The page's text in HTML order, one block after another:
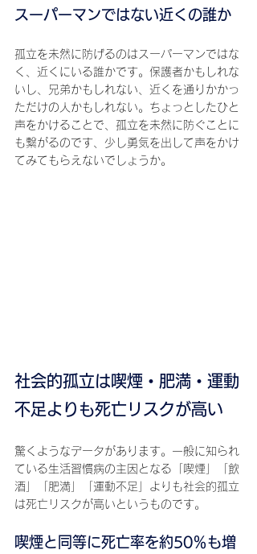
スーパーマンではない近くの誰か
孤立を未然に防げるのはスーパーマンではな
く、近くにいる誰かです。保護者かもしれな
いし、兄弟かもしれない、近くを通りかかっ
ただけの人かもしれない。ちょっとしたひと
声をかけることで、孤立を未然に防ぐことに
も繋がるのです、少し勇気を出して声をかけ
てみてもらえないでしょうか。
社会的孤立は喫煙・肥満・運動
不足よりも死亡リスクが高い
驚くようなデータがあります。一般に知られ
ている生活習慣病の主因となる「喫煙」「飲
酒」「肥満」「運動不足」よりも社会的孤立
は死亡リスクが高いというものです。
喫煙と同等に死亡率を約50％も増